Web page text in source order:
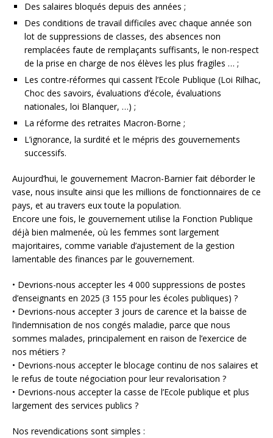
Des salaires bloqués depuis des années ;
Des conditions de travail difficiles avec chaque année son
lot de suppressions de classes, des absences non
remplacées faute de remplaçants suffisants, le non-respect
de la prise en charge de nos élèves les plus fragiles … ;
Les contre-réformes qui cassent l’Ecole Publique (Loi Rilhac,
Choc des savoirs, évaluations d’école, évaluations
nationales, loi Blanquer, …) ;
La réforme des retraites Macron-Borne ;
L’ignorance, la surdité et le mépris des gouvernements
successifs.
Aujourd’hui, le gouvernement Macron-Barnier fait déborder le
vase, nous insulte ainsi que les millions de fonctionnaires de ce
pays, et au travers eux toute la population.
Encore une fois, le gouvernement utilise la Fonction Publique
déjà bien malmenée, où les femmes sont largement
majoritaires, comme variable d’ajustement de la gestion
lamentable des finances par le gouvernement.
• Devrions-nous accepter les 4 000 suppressions de postes
d’enseignants en 2025 (3 155 pour les écoles publiques) ?
• Devrions-nous accepter 3 jours de carence et la baisse de
l’indemnisation de nos congés maladie, parce que nous
sommes malades, principalement en raison de l’exercice de
nos métiers ?
• Devrions-nous accepter le blocage continu de nos salaires et
le refus de toute négociation pour leur revalorisation ?
• Devrions-nous accepter la casse de l’Ecole publique et plus
largement des services publics ?
Nos revendications sont simples :